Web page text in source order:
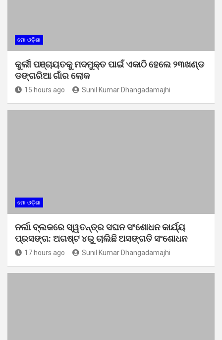
ମୋ ଓଡ଼ିଶା
କୁର୍ଲୀ ପଞ୍ଚାୟତକୁ ମଦମୁକ୍ତ ପାଇଁ ଏକାଠି ହେଲେ ୨୩ଖଣ୍ଡ
ଡଙ୍ଗରିଆ ଗାଁର ଲୋକ
15 hours ago Sunil Kumar Dhangadamajhi
ମୋ ଓଡ଼ିଶା
ନର୍ଲା ବ୍ଲକରେ ସ୍ୱତନ୍ତ୍ର ସଘନ ସଂଶୋଧନ କାର୍ଯ୍ୟ
ପ୍ରସଙ୍ଗ: ଅଗଷ୍ଟ ୪ରୁ ଚାଲିଛି ଅସଙ୍ଗତି ସଂଶୋଧନ
17 hours ago Sunil Kumar Dhangadamajhi